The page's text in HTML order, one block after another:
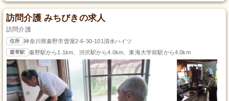
訪問介護 みちびきの求人
訪問介護
住所 神奈川県秦野市曽屋2-6-30-101清水ハイツ
最寄駅 秦野駅から1.1km、渋沢駅から4.0km、東海大学前駅から4.0km